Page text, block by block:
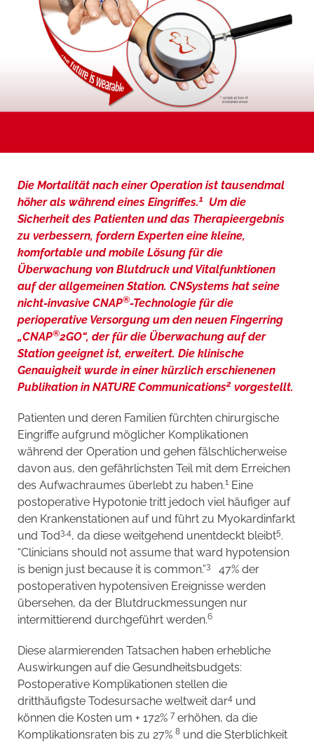
Die Mortalität nach einer Operation ist tausendmal
höher als während eines Eingriffes.1
Um die
Sicherheit des Patienten und das Therapieergebnis
zu verbessern, fordern Experten eine kleine,
komfortable und mobile Lösung für die
Überwachung von Blutdruck und Vitalfunktionen
auf der allgemeinen Station. CNSystems hat seine
nicht-invasive CNAP®-Technologie für die
perioperative Versorgung um den neuen Fingerring
„CNAP®2GO“, der für die Überwachung auf der
Station geeignet ist, erweitert. Die klinische
Genauigkeit wurde in einer kürzlich erschienenen
Publikation in NATURE Communications2 vorgestellt.
Patienten und deren Familien fürchten chirurgische
Eingriffe aufgrund möglicher Komplikationen
während der Operation und gehen fälschlicherweise
davon aus, den gefährlichsten Teil mit dem Erreichen
des Aufwachraumes überlebt zu haben.1 Eine
postoperative Hypotonie tritt jedoch viel häufiger auf
den Krankenstationen auf und führt zu Myokardinfarkt
und Tod3,4 , da diese weitgehend unentdeckt bleibt5.
“Clinicians should not assume that ward hypotension
is benign just because it is common.”3
47% der
postoperativen hypotensiven Ereignisse werden
übersehen, da der Blutdruckmessungen nur
intermittierend durchgeführt werden.6
Diese alarmierenden Tatsachen haben erhebliche
Auswirkungen auf die Gesundheitsbudgets:
Postoperative Komplikationen stellen die
dritthäufigste Todesursache weltweit dar4 und
können die Kosten um + 172% 7 erhöhen, da die
Komplikationsraten bis zu 27% 8 und die Sterblichkeit